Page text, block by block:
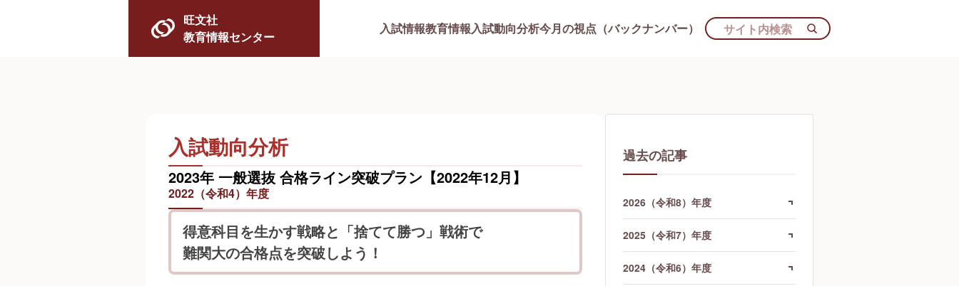
旺文社
教育情報センター
入試情報教育情報入試動向分析今月の視点（バックナンバー）
入試動向分析
2023年 一般選抜 合格ライン突破プラン【2022年12月】
2022（令和4）年度
得意科目を生かす戦略と「捨てて勝つ」戦術で
難関大の合格点を突破しよう！
過去の記事
2026（令和8）年度
2025（令和7）年度
2024（令和6）年度